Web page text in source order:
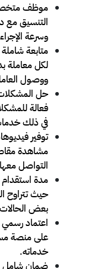
موظف
التنسيق مع
وسرعة
متابعة
لكل معاملة
ووصول
حل
فعالة
في ذلك
توفير
مشاهدة
التواصل
مدة استقدام
بعض
اعتماد
على منصة
خدماته.